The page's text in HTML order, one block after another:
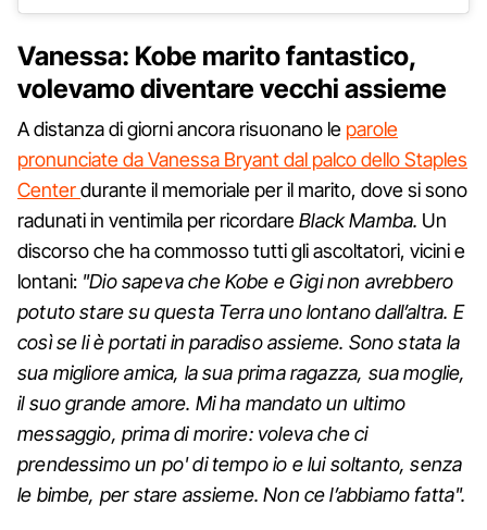
Vanessa: Kobe marito fantastico,
volevamo diventare vecchi assieme
A distanza di giorni ancora risuonano le parole
pronunciate da Vanessa Bryant dal palco dello Staples
Centerdurante il memoriale per il marito, dove si sono
radunati in ventimila per ricordareBlack Mamba. Un
discorso che ha commosso tutti gli ascoltatori, vicini e
lontani: "Dio sapeva che Kobe e Gigi non avrebbero
potuto stare su questa Terra uno lontano dall’altra. E
così se li è portati in paradiso assieme. Sono stata la
sua migliore amica, la sua prima ragazza, sua moglie,
il suo grande amore. Mi ha mandato un ultimo
messaggio, prima di morire: voleva che ci
prendessimo un po' di tempo io e lui soltanto, senza
le bimbe, per stare assieme. Non ce l’abbiamo fatta".